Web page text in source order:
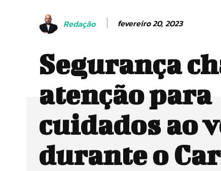
Redação fevereiro 20, 2023
Segurança
atenção para
cuidados ao
durante o